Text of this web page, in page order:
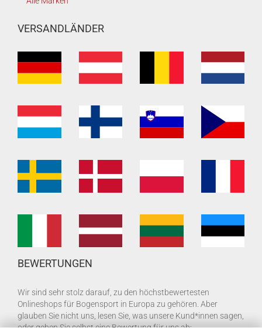
VERSANDLÄNDER
BEWERTUNGEN
Wir sind sehr stolz darauf, zu den höchstbewertesten
Onlineshops für Bogensport in Europa zu gehören. Aber
glauben Sie nicht uns, lesen Sie, was unsere Kund*innen sagen,